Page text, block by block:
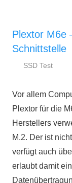
Plextor M6e
Schnittstelle
Mai
ratgeber.de
SSD Test
Vor allem
Plextor für die
Herstellers
M.2. Der ist
verfügt auch
erlaubt damit